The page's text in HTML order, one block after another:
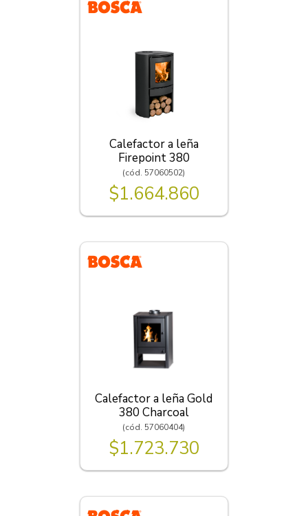
Calefactor a leña
Firepoint 380
(cód. 57060502)
$1.664.860
Calefactor a leña Gold
380 Charcoal
(cód. 57060404)
$1.723.730